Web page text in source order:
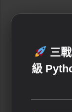
三
級